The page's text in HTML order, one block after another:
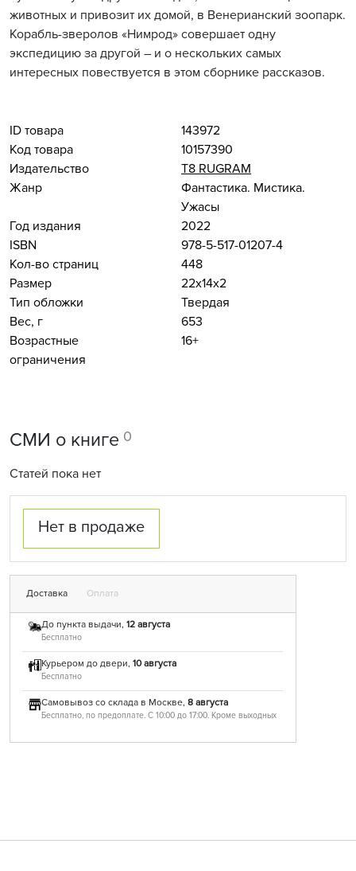
животных и привозит их домой, в Венерианский зоопарк.
Корабль-зверолов «Нимрод» совершает одну
экспедицию за другой – и о нескольких самых
интересных повествуется в этом сборнике рассказов.
ID товара
143972
Код товара
10157390
Издательство
Т8 RUGRAM
Жанр
Фантастика. Мистика.
Ужасы
Год издания
2022
ISBN
978-5-517-01207-4
Кол-во страниц
448
Размер
22x14x2
Тип обложки
Твердая
Вес, г
653
Возрастные
ограничения
16+
СМИ о книге 0
Статей пока нет
Нет в продаже
Доставка Оплата
До пункта выдачи, 12 августа
Бесплатно
Курьером до двери, 10 августа
Бесплатно
Самовывоз со склада в Москве, 8 августа
Бесплатно, по предоплате. С 10:00 до 17:00. Кроме выходных